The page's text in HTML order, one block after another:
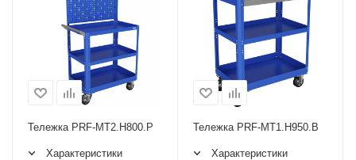
Тележка PRF-МT2.H800.Р
Характеристики
Тележка PRF-МT1.H950.В
Характеристики